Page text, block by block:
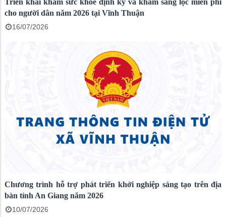
Triển khai khám sức khỏe định kỳ và khám sàng lọc miễn phí
cho người dân năm 2026 tại Vĩnh Thuận
16/07/2026
Chương trình hỗ trợ phát triển khởi nghiệp sáng tạo trên địa
bàn tỉnh An Giang năm 2026
10/07/2026